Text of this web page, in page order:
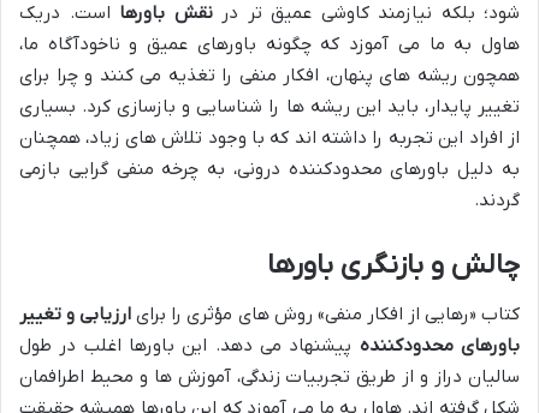
شود؛ بلکه نیازمند کاوشی عمیق تر درنقش باورها است. دریک
هاول به ما می آموزد که چگونه باورهای عمیق و ناخودآگاه ما،
همچون ریشه های پنهان، افکار منفی را تغذیه می کنند و چرا برای
تغییر پایدار، باید این ریشه ها را شناسایی و بازسازی کرد. بسیاری
از افراد این تجربه را داشته اند که با وجود تلاش های زیاد، همچنان
به دلیل باورهای محدودکننده درونی، به چرخه منفی گرایی بازمی
گردند.
چالش و بازنگری باورها
کتاب «رهایی از افکار منفی» روش های مؤثری را برای ارزیابی و تغییر
باورهای محدودکننده پیشنهاد می دهد. این باورها اغلب در طول
سالیان دراز و از طریق تجربیات زندگی، آموزش ها و محیط اطرافمان
شکل گرفته اند. هاول به ما می آموزد که این باورها همیشه حقیقت